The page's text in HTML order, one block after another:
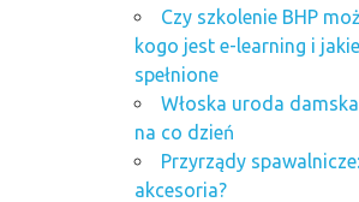
Czy szkolenie BHP
kogo jest e-learning i
spełnione
Włoska uroda
na co dzień
Przyrządy
akcesoria?